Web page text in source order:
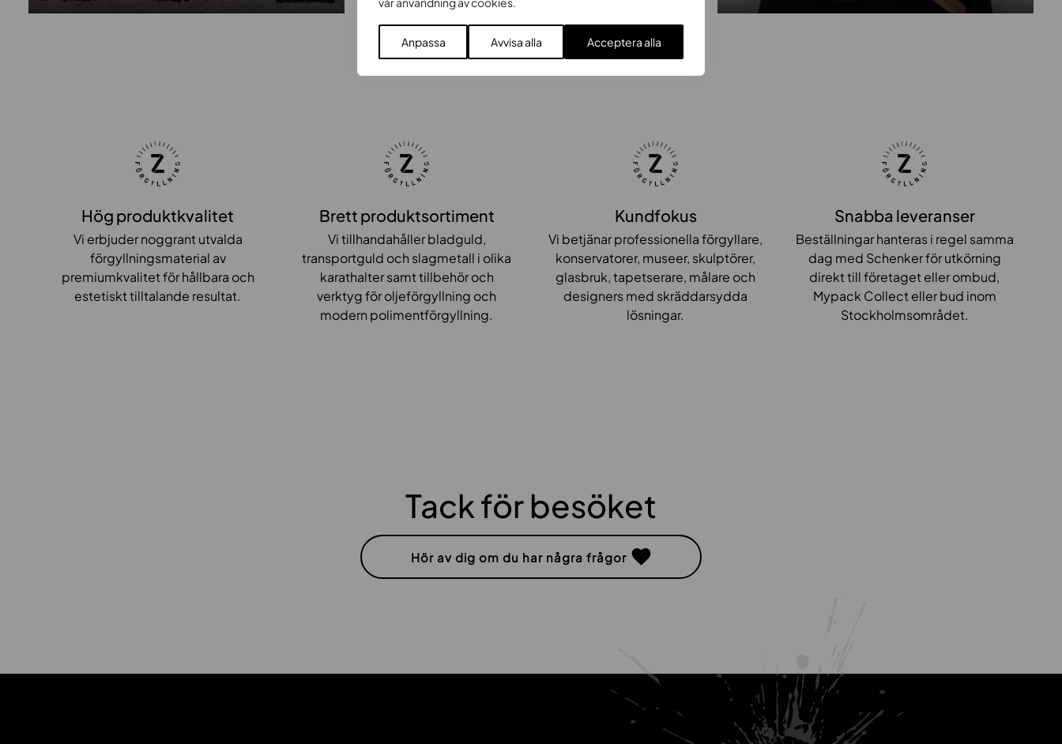
Anpassa Avvisa alla Acceptera alla
Hög produktkvalitet
Vi erbjuder noggrant utvalda
förgyllningsmaterial av
premiumkvalitet för hållbara och
estetiskt tilltalande resultat.
Brett produktsortiment
Vi tillhandahåller bladguld,
transportguld och slagmetall i olika
karathalter samt tillbehör och
verktyg för oljeförgyllning och
modern polimentförgyllning.
Kundfokus
Vi betjänar professionella förgyllare,
konservatorer, museer, skulptörer,
glasbruk, tapetserare, målare och
designers med skräddarsydda
lösningar.
Snabba leveranser
Beställningar hanteras i regel samma
dag med Schenker för utkörning
direkt till företaget eller ombud,
Mypack Collect eller bud inom
Stockholmsområdet.
Tack för besöket
Hör av dig om du har några frågor